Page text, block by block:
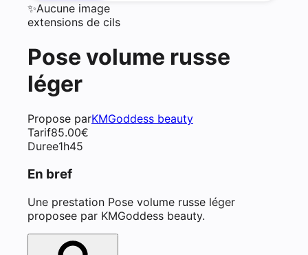
✨Aucune image
extensions de cils
Pose volume russe
léger
Propose parKMGoddess beauty
Tarif85.00€
Duree1h45
En bref
Une prestation Pose volume russe léger
proposee par KMGoddess beauty.